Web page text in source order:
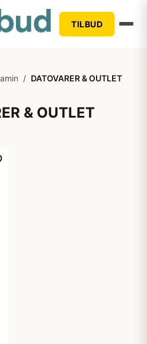
TILBUD
/ DATOVARER & OUTLET
& OUTLET